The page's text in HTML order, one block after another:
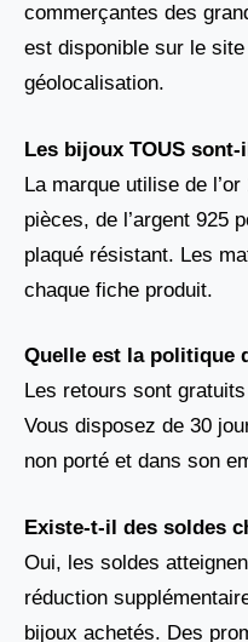
commerçantes des
est disponible sur le site
géolocalisation.
Les bijoux TOUS
La marque utilise de
pièces, de l’argent 925
plaqué résistant. Les
chaque fiche produit.
Quelle est la politique
Les retours sont
Vous disposez de 30
non porté et dans son
Existe-t-il des soldes
Oui, les soldes
réduction
bijoux achetés. Des